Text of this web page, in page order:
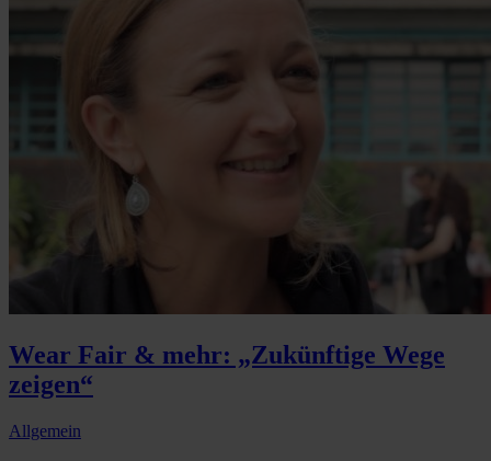
Wear Fair & mehr: „Zukünftige Wege
zeigen“
Allgemein